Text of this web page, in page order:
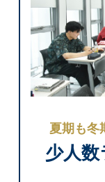
夏期も冬
少人